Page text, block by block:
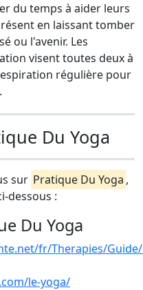
du temps à aider leurs
en laissant tomber
ou l'avenir. Les
visent toutes deux à
régulière pour
Du Yoga
sur Pratique Du Yoga ,
dessous :
Du Yoga
fr/Therapies/Guide/
le-yoga/